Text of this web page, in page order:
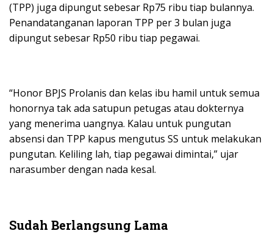
(TPP) juga dipungut sebesar Rp75 ribu tiap bulannya.
Penandatanganan laporan TPP per 3 bulan juga
dipungut sebesar Rp50 ribu tiap pegawai.
“Honor BPJS Prolanis dan kelas ibu hamil untuk semua
honornya tak ada satupun petugas atau dokternya
yang menerima uangnya. Kalau untuk pungutan
absensi dan TPP kapus mengutus SS untuk melakukan
pungutan. Keliling lah, tiap pegawai dimintai,” ujar
narasumber dengan nada kesal.
Sudah Berlangsung Lama